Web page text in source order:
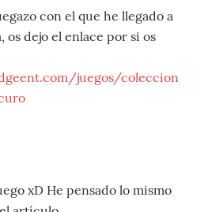
con el que he llegado a
os dejo el enlace por si os
juegos/coleccion
xD He pensado lo mismo